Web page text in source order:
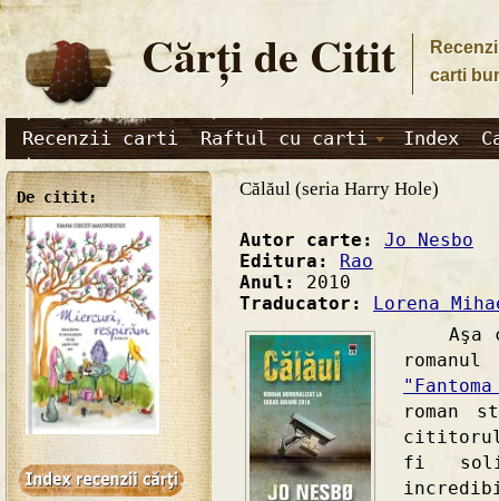
Cărţi de Citit
carti
Recenzii carti Raftul cu carti Index
De citit: Călăul (seria Harry Hole)
Autor carte: Jo Nesbo
Editura: Rao
Anul: 2010
Traducator: Lorena
Aşa
roman
fi